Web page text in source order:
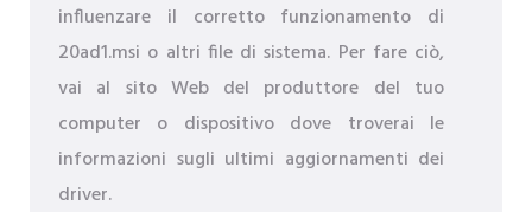
influenzare il corretto funzionamento di
20ad1.msi o altri file di sistema. Per fare ciò,
vai al sito Web del produttore del tuo
computer o dispositivo dove troverai le
informazioni sugli ultimi aggiornamenti dei
driver.